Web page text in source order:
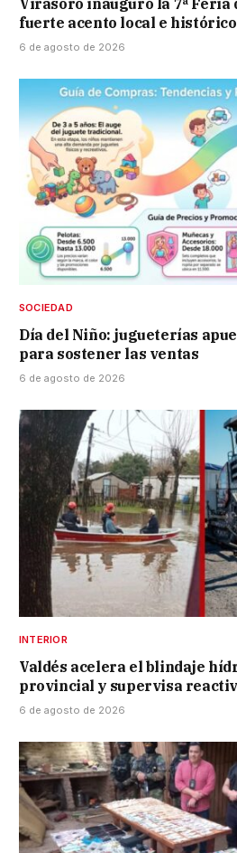
fuerte acento local e histórico
6 de agosto de 2026
SOCIEDAD
Día del Niño: jugueterías
para sostener las ventas
6 de agosto de 2026
INTERIOR
Valdés acelera el blindaje
provincial y supervisa
6 de agosto de 2026